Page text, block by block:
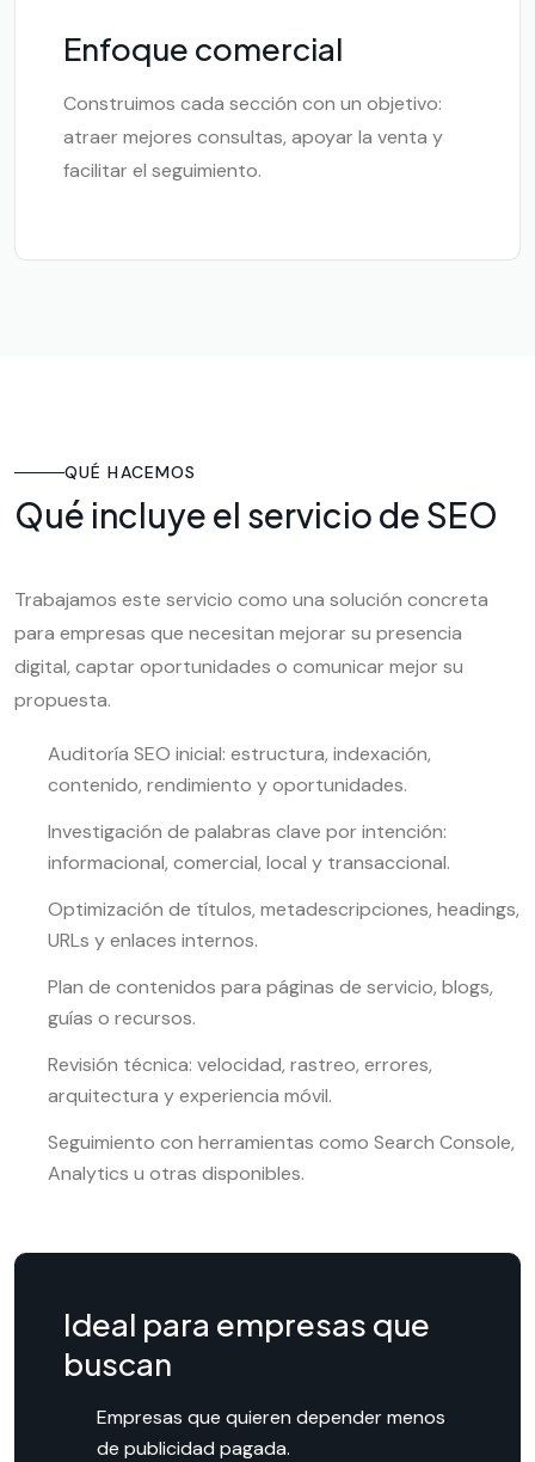
Enfoque comercial
Construimos cada sección con un objetivo:
atraer mejores consultas, apoyar la venta y
facilitar el seguimiento.
QUÉ HACEMOS
Qué incluye el servicio de SEO
Trabajamos este servicio como una solución concreta
para empresas que necesitan mejorar su presencia
digital, captar oportunidades o comunicar mejor su
propuesta.
Auditoría SEO inicial: estructura, indexación,
contenido, rendimiento y oportunidades.
Investigación de palabras clave por intención:
informacional, comercial, local y transaccional.
Optimización de títulos, metadescripciones, headings,
URLs y enlaces internos.
Plan de contenidos para páginas de servicio, blogs,
guías o recursos.
Revisión técnica: velocidad, rastreo, errores,
arquitectura y experiencia móvil.
Seguimiento con herramientas como Search Console,
Analytics u otras disponibles.
Ideal para empresas que
buscan
Empresas que quieren depender menos
de publicidad pagada.